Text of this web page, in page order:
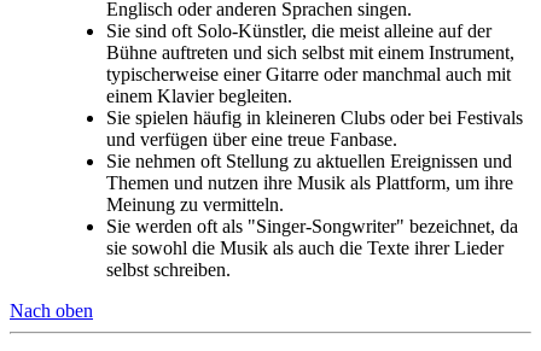
Englisch oder anderen Sprachen singen.
Sie sind oft Solo-Künstler, die meist alleine auf der
Bühne auftreten und sich selbst mit einem Instrument,
typischerweise einer Gitarre oder manchmal auch mit
einem Klavier begleiten.
Sie spielen häufig in kleineren Clubs oder bei Festivals
und verfügen über eine treue Fanbase.
Sie nehmen oft Stellung zu aktuellen Ereignissen und
Themen und nutzen ihre Musik als Plattform, um ihre
Meinung zu vermitteln.
Sie werden oft als "Singer-Songwriter" bezeichnet, da
sie sowohl die Musik als auch die Texte ihrer Lieder
selbst schreiben.
Nach oben